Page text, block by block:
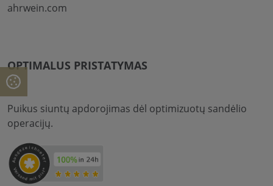
ahrwein.com
OPTIMALUS PRISTATYMAS
Puikus siuntų apdorojimas dėl optimizuotų sandėlio
operacijų.